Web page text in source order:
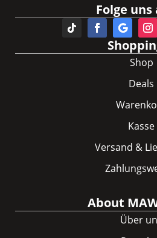
Folge uns
Shop
Deals
Kasse
Versand &
About
Über